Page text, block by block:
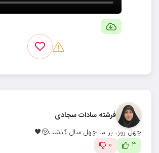
فرشته سادات سجادی
چهل روز، بر ما چهل سال گذشت🥺🖤
3
0